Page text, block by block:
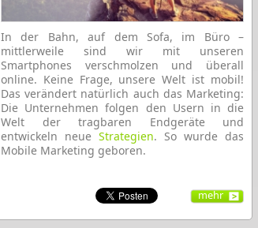
In der Bahn, auf dem Sofa, im Büro –
mittlerweile sind wir mit unseren
Smartphones verschmolzen und überall
online. Keine Frage, unsere Welt ist mobil!
Das verändert natürlich auch das Marketing:
Die Unternehmen folgen den Usern in die
Welt der tragbaren Endgeräte und
entwickeln neue Strategien. So wurde das
Mobile Marketing geboren.
mehr